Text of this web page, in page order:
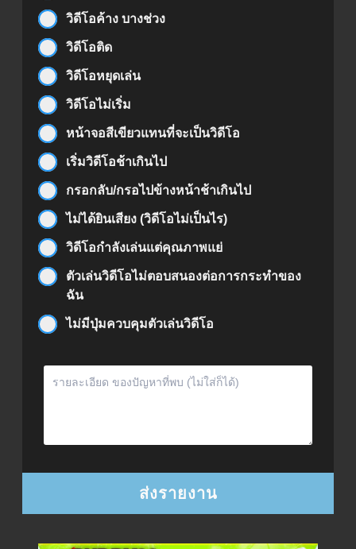
วิดีโอค้าง บางช่วง
วิดีโอติด
วิดีโอหยุดเล่น
วิดีโอไม่เริ่ม
หน้าจอสีเขียวแทนที่จะเป็นวิดีโอ
เริ่มวิดีโอช้าเกินไป
กรอกลับ/กรอไปข้างหน้าช้าเกินไป
ไม่ได้ยินเสียง (วิดีโอไม่เป็นไร)
วิดีโอกำลังเล่นแต่คุณภาพแย่
ตัวเล่นวิดีโอไม่ตอบสนองต่อการกระทำของ
ฉัน
ไม่มีปุ่มควบคุมตัวเล่นวิดีโอ